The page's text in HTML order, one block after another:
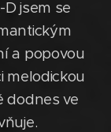
jsem se
a popovou
melodickou
dodnes ve